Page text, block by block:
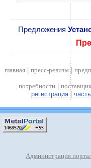
Предложения
главная| пресс-релизы |
потребности
регистрация|
Администрация